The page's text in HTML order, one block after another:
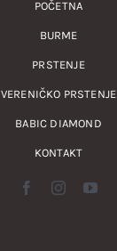
POČETNA
BURME
PRSTENJE
VERENIČKO PRSTENJE
BABIC DIAMOND
KONTAKT